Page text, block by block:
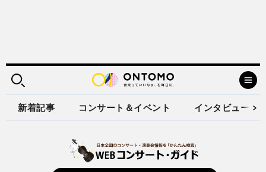
新着記事 コンサート＆イベント インタビュー